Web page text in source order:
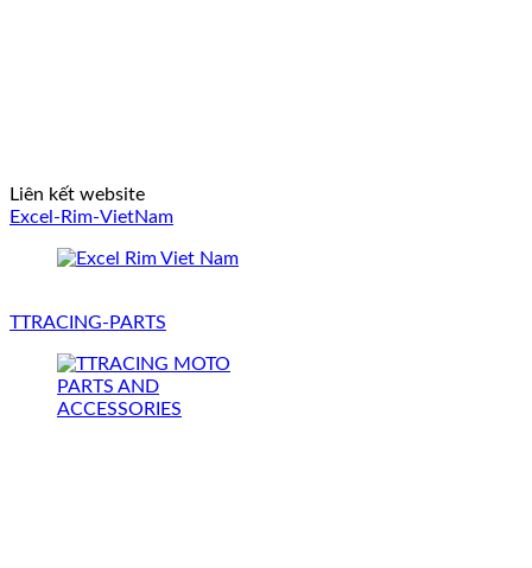
Liên kết website
Excel-Rim-VietNam
TTRACING-PARTS